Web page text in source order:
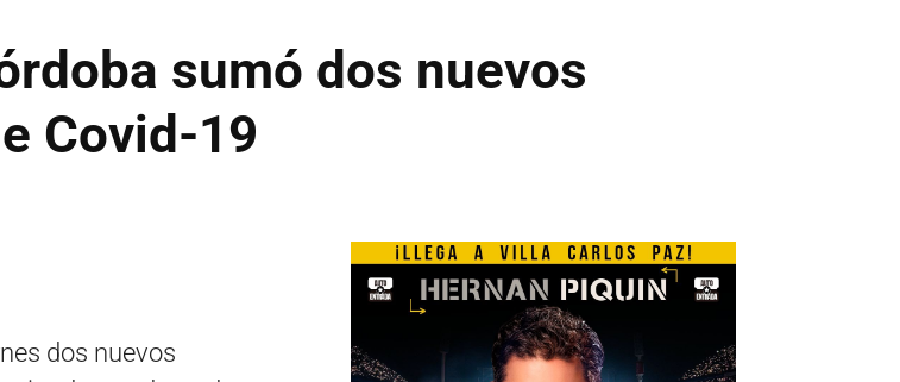
sumó dos nuevos
Covid-19
dos nuevos